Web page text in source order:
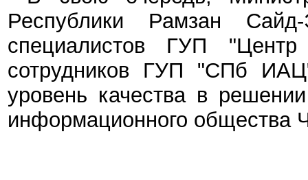
Республики Рамзан Сайд-
специалистов ГУП
сотрудников ГУП "СПб
уровень качества в
информационного общества